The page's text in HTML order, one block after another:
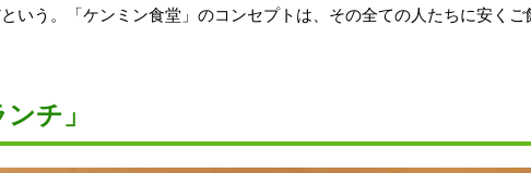
いう。「ケンミン食堂」のコンセプトは、その全ての人たちに安くご
チ」